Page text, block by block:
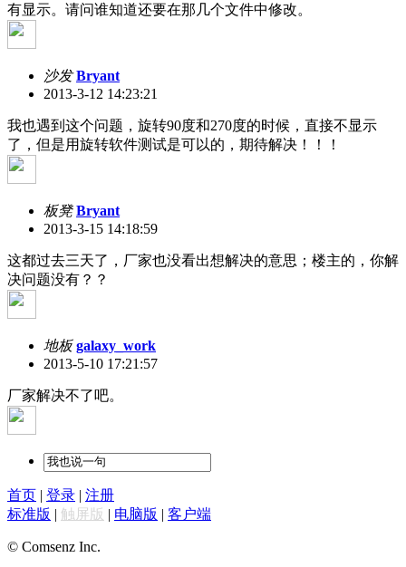
有显示。请问谁知道还要在那几个文件中修改。
沙发 Bryant
2013-3-12 14:23:21
我也遇到这个问题，旋转90度和270度的时候，直接不显示
了，但是用旋转软件测试是可以的，期待解决！！！
板凳 Bryant
2013-3-15 14:18:59
这都过去三天了，厂家也没看出想解决的意思；楼主的，你解
决问题没有？？
地板 galaxy_work
2013-5-10 17:21:57
厂家解决不了吧。
首页 | 登录 | 注册
标准版 | 触屏版 | 电脑版 | 客户端
© Comsenz Inc.